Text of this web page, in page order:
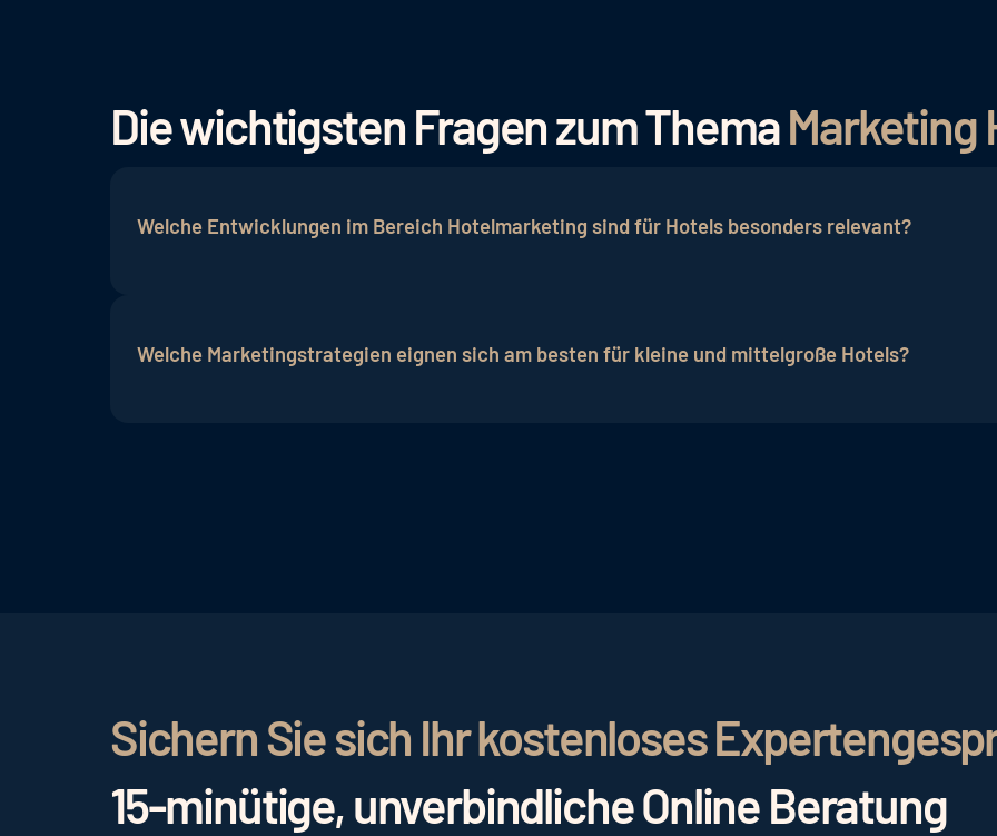
Die wichtigsten Fragen zum ThemaMarketing
Welche Entwicklungen im Bereich Hotelmarketing sind für Hotels besonders relevant?
Online-Präsenz achten und gezielt Online-Marketing-Strategien einsetzen.
Welche Marketingstrategien eignen sich am besten für kleine und mittelgroße Hotels?
Sichern Sie sich Ihr kostenloses
15-minütige, unverbindliche Online Beratung